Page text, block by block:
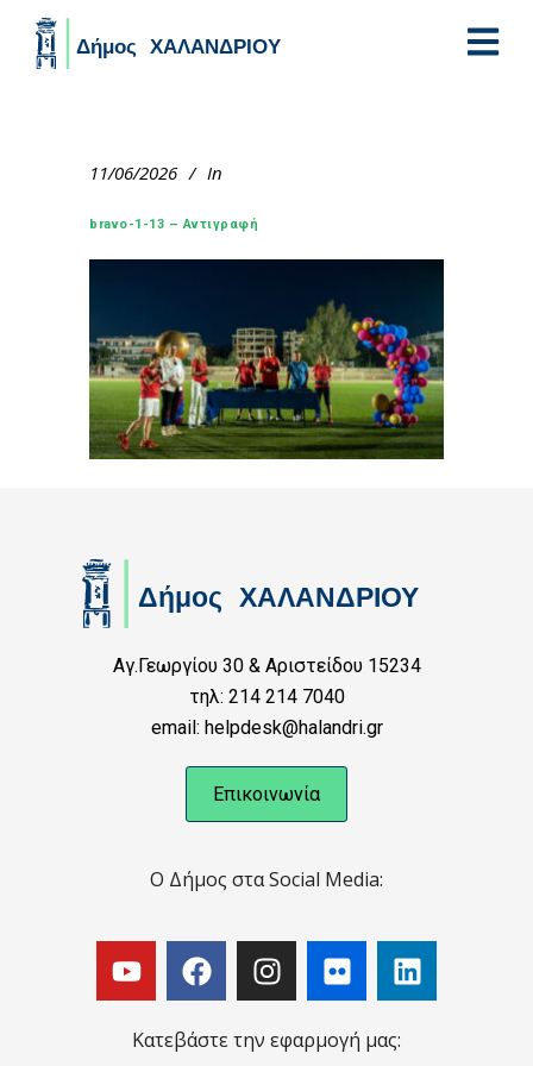
11/06/2026 In
bravo-1-13 – Αντιγραφή
Αγ.Γεωργίου 30 & Αριστείδου 15234
τηλ: 214 214 7040
email: helpdesk@halandri.gr
Επικοινωνία
Ο Δήμος στα Social Media:
Κατεβάστε την εφαρμογή μας: